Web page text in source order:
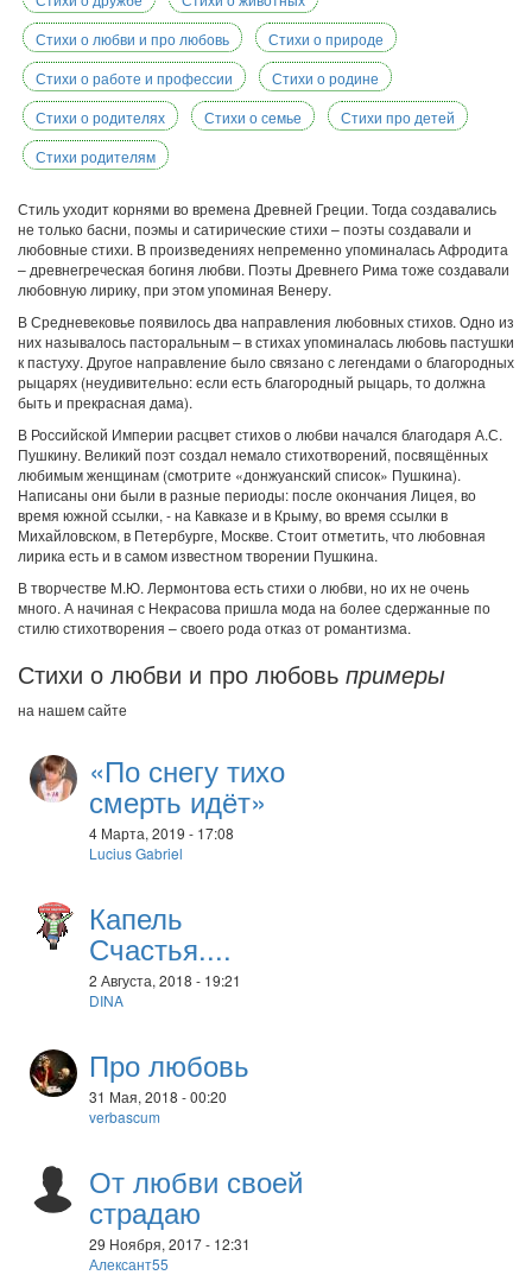
Стихи о любви и про любовь
Стихи о природе
Стихи о работе и профессии
Стихи о родине
Стихи о родителях
Стихи о семье
Стихи про детей
Стихи родителям
Стиль уходит корнями во времена Древней Греции. Тогда создавались
не только басни, поэмы и сатирические стихи – поэты создавали и
любовные стихи. В произведениях непременно упоминалась Афродита
– древнегреческая богиня любви. Поэты Древнего Рима тоже создавали
любовную лирику, при этом упоминая Венеру.
В Средневековье появилось два направления любовных стихов. Одно из
них называлось пасторальным – в стихах упоминалась любовь пастушки
к пастуху. Другое направление было связано с легендами о благородных
рыцарях (неудивительно: если есть благородный рыцарь, то должна
быть и прекрасная дама).
В Российской Империи расцвет стихов о любви начался благодаря А.С.
Пушкину. Великий поэт создал немало стихотворений, посвящённых
любимым женщинам (смотрите «донжуанский список» Пушкина).
Написаны они были в разные периоды: после окончания Лицея, во
время южной ссылки, - на Кавказе и в Крыму, во время ссылки в
Михайловском, в Петербурге, Москве. Стоит отметить, что любовная
лирика есть и в самом известном творении Пушкина.
В творчестве М.Ю. Лермонтова есть стихи о любви, но их не очень
много. А начиная с Некрасова пришла мода на более сдержанные по
стилю стихотворения – своего рода отказ от романтизма.
Стихи о любви и про любовь примеры
на нашем сайте
«По снегу тихо
смерть идёт»
4 Марта, 2019 - 17:08
Lucius Gabriel
Капель
Счастья....
2 Августа, 2018 - 19:21
DINA
Про любовь
31 Мая, 2018 - 00:20
verbascum
От любви своей
страдаю
29 Ноября, 2017 - 12:31
Алексант55